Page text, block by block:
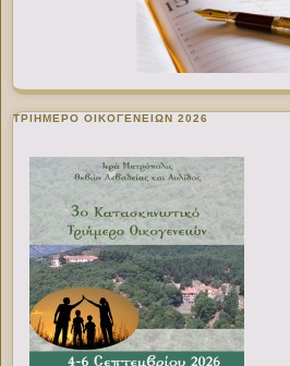
ΤΡΙΗΜΕΡΟ ΟΙΚΟΓΕΝΕΙΩΝ 2026